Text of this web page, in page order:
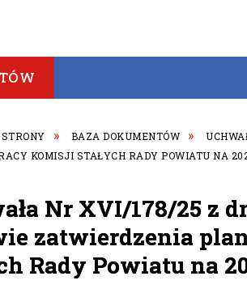
BAZA DOKUMENTÓW
KOMISJI STAŁYCH RADY POWIATU NA
Nr XVI/178/25 z
zatwierdzenia
Rady Powiatu na